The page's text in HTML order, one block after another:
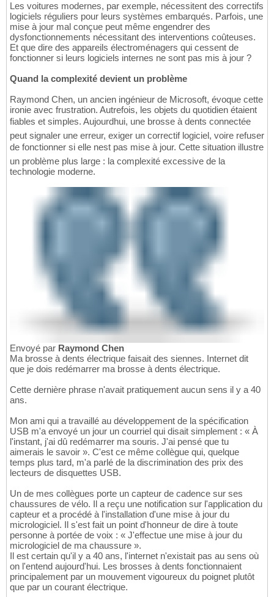
Les voitures modernes, par exemple, nécessitent des correctifs
logiciels réguliers pour leurs systèmes embarqués. Parfois, une
mise à jour mal conçue peut même engendrer des
dysfonctionnements nécessitant des interventions coûteuses.
Et que dire des appareils électroménagers qui cessent de
fonctionner si leurs logiciels internes ne sont pas mis à jour ?
Quand la complexité devient un problème
Raymond Chen, un ancien ingénieur de Microsoft, évoque cette
ironie avec frustration. Autrefois, les objets du quotidien étaient
fiables et simples. Aujourdhui, une brosse à dents connectée
peut signaler une erreur, exiger un correctif logiciel, voire refuser
de fonctionner si elle nest pas mise à jour. Cette situation illustre
un problème plus large : la complexité excessive de la
technologie moderne.
Envoyé par Raymond Chen
Ma brosse à dents électrique faisait des siennes. Internet dit
que je dois redémarrer ma brosse à dents électrique.
Cette dernière phrase n'avait pratiquement aucun sens il y a 40
ans.
Mon ami qui a travaillé au développement de la spécification
USB m'a envoyé un jour un courriel qui disait simplement : « À
l'instant, j'ai dû redémarrer ma souris. J'ai pensé que tu
aimerais le savoir ». C'est ce même collègue qui, quelque
temps plus tard, m'a parlé de la discrimination des prix des
lecteurs de disquettes USB.
Un de mes collègues porte un capteur de cadence sur ses
chaussures de vélo. Il a reçu une notification sur l'application du
capteur et a procédé à l'installation d'une mise à jour du
micrologiciel. Il s'est fait un point d'honneur de dire à toute
personne à portée de voix : « J'effectue une mise à jour du
micrologiciel de ma chaussure ».
Il est certain qu'il y a 40 ans, l'internet n'existait pas au sens où
on l'entend aujourd'hui. Les brosses à dents fonctionnaient
principalement par un mouvement vigoureux du poignet plutôt
que par un courant électrique.